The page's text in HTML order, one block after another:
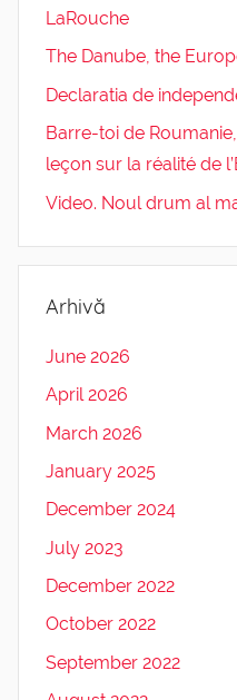
LaRouche
The Danube, the
Declaratia de
Barre-toi de
leçon sur la réalité de
Video. Noul drum al
Arhivă
June 2026
April 2026
March 2026
January 2025
December 2024
July 2023
December 2022
October 2022
September 2022